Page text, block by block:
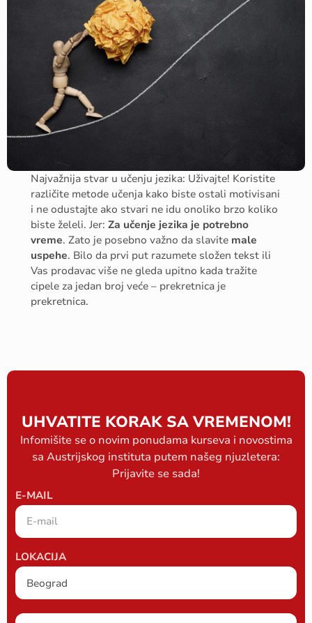
Najvažnija stvar u učenju jezika: Uživajte! Koristite
različite metode učenja kako biste ostali motivisani
i ne odustajte ako stvari ne idu onoliko brzo koliko
biste želeli. Jer:Za učenje jezika je potrebno
vreme. Zato je posebno važno da slavite male
uspehe. Bilo da prvi put razumete složen tekst ili
Vas prodavac više ne gleda upitno kada tražite
cipele za jedan broj veće – prekretnica je
prekretnica.
UHVATITE KORAK SA VREMENOM!
Infomišite se o novim ponudama kurseva i novostima
sa Austrijskog instituta putem našeg njuzletera:
Prijavite se sada!
E-MAIL
LOKACIJA